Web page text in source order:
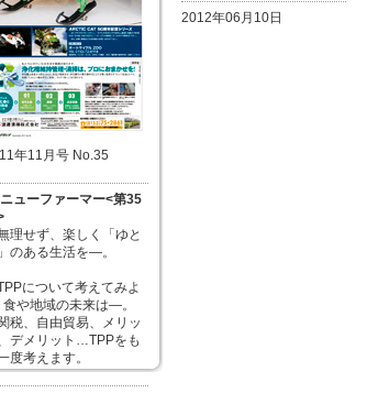
年10月10日
2012年06月10日
年11月号 No.35
ューファーマー<第35
理せず、楽しく「ゆと
のある生活を—。
について考えてみよ
食や地域の未来は—。
税、自由貿易、メリッ
デメリット…TPPをも
度考えます。